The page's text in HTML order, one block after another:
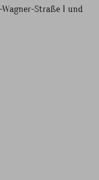
Straße 1 und